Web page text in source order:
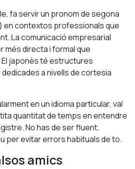
fa servir un pronom de segona
en contextos professionals que
La comunicació empresarial
més directa i formal que
El japonès té estructures
a nivells de cortesia
en un idioma particular, val
quantitat de temps en entendre
No has de ser fluent.
per evitar errors habituals de to.
amics